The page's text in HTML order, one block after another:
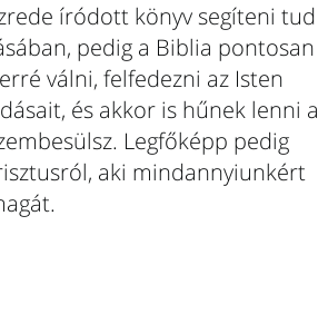
íródott könyv segíteni tud
pedig a Biblia pontosan
válni, felfedezni az Isten
és akkor is hűnek lenni a
Legfőképp pedig
aki mindannyiunkért